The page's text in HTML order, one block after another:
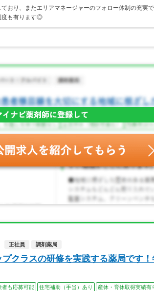
おり、またエリアマネージャーのフォロー体制の充実
度も有ります◎
正社員 調剤薬局
クラスの研修を実践する薬局です！
者も応募可能 住宅補助（手当）あり 産休・育休取得実績有